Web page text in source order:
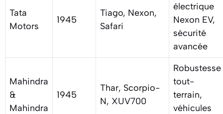
Tata
Motors
1945
Tiago, Nexon,
Safari
électrique
Nexon EV,
sécurité
avancée
Mahindra
&
Mahindra
1945
Thar, Scorpio-
N, XUV700
Robustesse
tout-
terrain,
véhicules